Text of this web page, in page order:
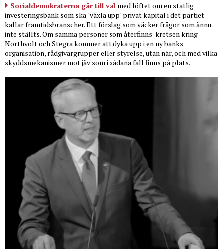
Socialdemokraterna går till val med löftet om en statlig
investeringsbank som ska "växla upp" privat kapital i det partiet
kallar framtidsbranscher. Ett förslag som väcker frågor som ännu
inte ställts. Om samma personer som återfinns kretsen kring
Northvolt och Stegra kommer att dyka upp i en ny banks
organisation, rådgivargrupper eller styrelse, utan när, och med vilka
skyddsmekanismer mot jäv som i sådana fall finns på plats.